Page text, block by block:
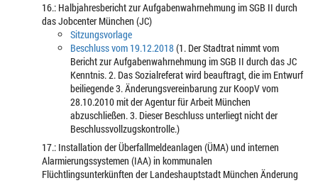
16.: Halbjahresbericht zur Aufgabenwahrnehmung im SGB II durch
das Jobcenter München (JC)
Sitzungsvorlage
Beschluss vom 19.12.2018(1. Der Stadtrat nimmt vom
Bericht zur Aufgabenwahrnehmung im SGB II durch das JC
Kenntnis. 2. Das Sozialreferat wird beauftragt, die im Entwurf
beiliegende 3. Änderungsvereinbarung zur KoopV vom
28.10.2010 mit der Agentur für Arbeit München
abzuschließen. 3. Dieser Beschluss unterliegt nicht der
Beschlussvollzugskontrolle.)
17.: Installation der Überfallmeldeanlagen (ÜMA) und internen
Alarmierungssystemen (IAA) in kommunalen
Flüchtlingsunterkünften der Landeshauptstadt München Änderung